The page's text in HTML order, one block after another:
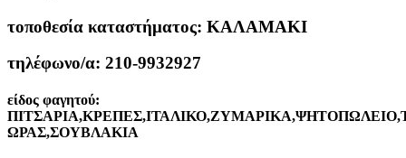
τοποθεσία καταστήματος: ΚΑΛΑΜΑΚΙ
τηλέφωνο/α: 210-9932927
είδος φαγητού:
ΩΡΑΣ,ΣΟΥΒΛΑΚΙΑ